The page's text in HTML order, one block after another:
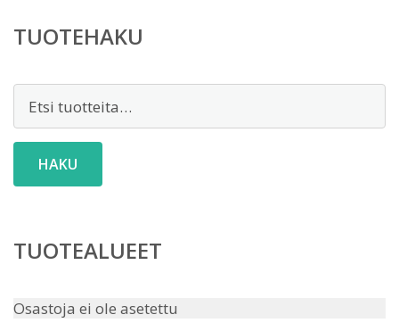
TUOTEHAKU
HAKU
TUOTEALUEET
Osastoja ei ole asetettu